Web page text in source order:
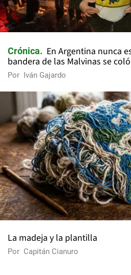
Crónica
En Argentina nunca
bandera de las Malvinas se
Por Iván Gajardo
La madeja y la plantilla
Por Capitán Cianuro